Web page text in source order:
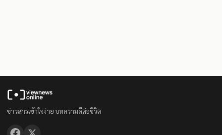
ข่าวสารเข้าใจง่าย บทความดีต่อชีวิต